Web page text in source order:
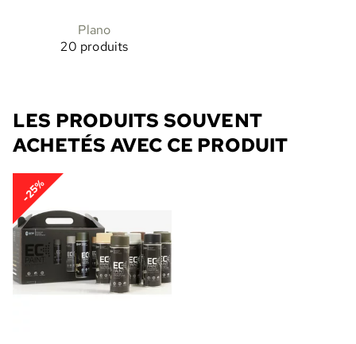
Plano
20 produits
LES PRODUITS SOUVENT
ACHETÉS AVEC CE PRODUIT
-25%